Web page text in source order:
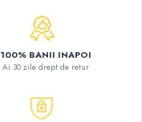
100% BANII INAPOI
Ai 30 zile drept de retur